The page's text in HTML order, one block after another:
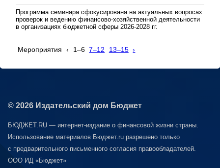
Программа семинара сфокусирована на актуальных вопросах
проверок и ведению финансово-хозяйственной деятельности
в организациях бюджетной сферы 2026-2028 гг.
Мероприятия ‹ 1–6 7–12 13–15 ›
© 2026 Издательский дом Бюджет
БЮДЖЕТ.RU — интернет-издание о финансовой жизни страны.
Использование материалов Бюджет.ru разрешено только
с предварительного письменного согласия правообладателей.
ООО ИД «Бюджет»